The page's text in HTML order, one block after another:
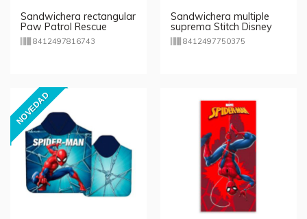
Sandwichera rectangular
Paw Patrol Rescue
8412497816743
Sandwichera multiple
suprema Stitch Disney
8412497750375
NOVEDAD